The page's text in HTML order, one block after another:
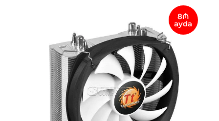
8₼
ayda